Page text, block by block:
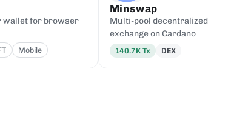
wallet for browser
Mobile
Minswap
Multi-pool decentralized
exchange on Cardano
140.7K Tx DEX